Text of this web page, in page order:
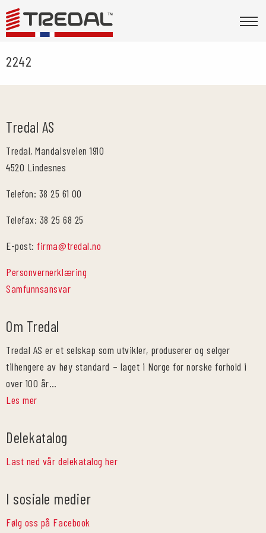
2242
Tredal AS
Tredal, Mandalsveien 1910
4520 Lindesnes
Telefon: 38 25 61 00
Telefax: 38 25 68 25
E-post:firma@tredal.no
Personvernerklæring
Samfunnsansvar
Om Tredal
Tredal AS er et selskap som utvikler, produserer og selger
tilhengere av høy standard – laget i Norge for norske forhold i
over 100 år…
Les mer
Delekatalog
Last ned vår delekatalog her
I sosiale medier
Følg oss på Facebook